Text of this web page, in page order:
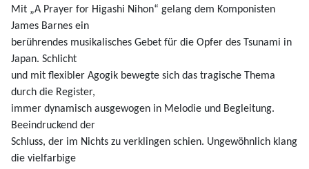
Mit „A Prayer for Higashi Nihon“ gelang dem Komponisten
James Barnes ein
berührendes musikalisches Gebet für die Opfer des Tsunami in
Japan. Schlicht
und mit flexibler Agogik bewegte sich das tragische Thema
durch die Register,
immer dynamisch ausgewogen in Melodie und Begleitung.
Beeindruckend der
Schluss, der im Nichts zu verklingen schien. Ungewöhnlich klang
die vielfarbige